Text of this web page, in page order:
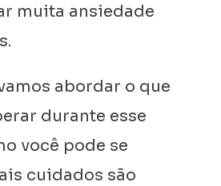
muita ansiedade
abordar o que
durante esse
você pode se
cuidados são